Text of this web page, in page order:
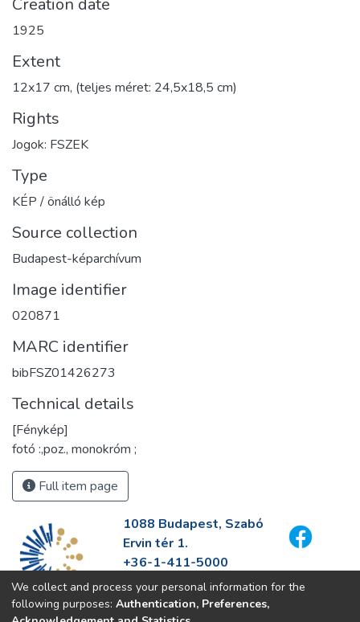
Creation date
1925
Extent
12x17 cm, (teljes méret: 24,5x18,5 cm)
Rights
Jogok: FSZEK
Type
KÉP / önálló kép
Source collection
Budapest-képarchívum
Image identifier
020871
MARC identifier
bibFSZ01426273
Technical details
[Fénykép]
fotó :,poz., monokróm ;
Full item page
1088 Budapest, Szabó
Ervin tér 1.
+36-1-411-5000
info@fszek.hu
https://fszek.hu
We collect and process your personal information for the
following purposes: Authentication, Preferences,